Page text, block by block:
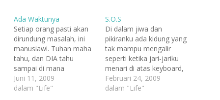
Ada Waktunya
Setiap orang pasti akan
dirundung masalah, ini
manusiawi. Tuhan maha
tahu, dan DIA tahu
sampai di mana
kemampuan hamba-Nya,
semua akan diberikan
Juni 11, 2009
dalam "Life"
S.O.S
Di dalam jiwa dan
pikiranku ada kidung yang
tak mampu mengalir
seperti ketika jari-jariku
menari di atas keyboard,
ia hanya dapat
menganggu dan
Februari 24, 2009
dalam "Life"